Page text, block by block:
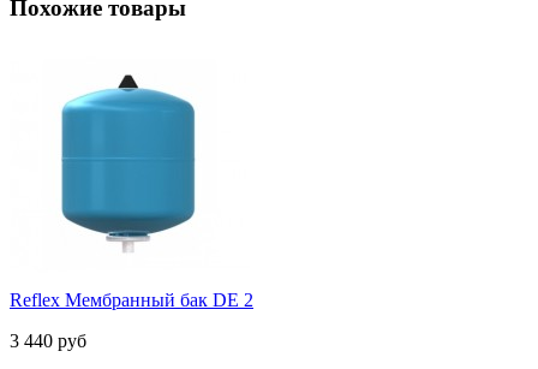
Похожие товары
Reflex Мембранный бак DE 2
3 440 руб